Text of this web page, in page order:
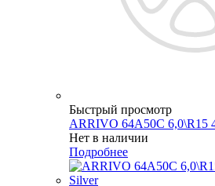
Быстрый просмотр
ARRIVO 64A50C 6,0\R15
Нет в наличии
Подробнее